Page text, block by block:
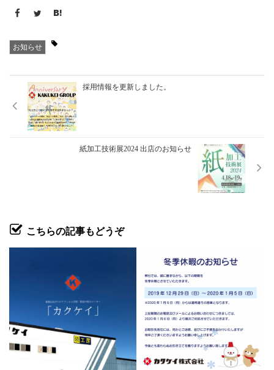
お知らせ
採用情報を更新しました。
紙加工技術展2024 出店のお知らせ
こちらの記事もどうぞ